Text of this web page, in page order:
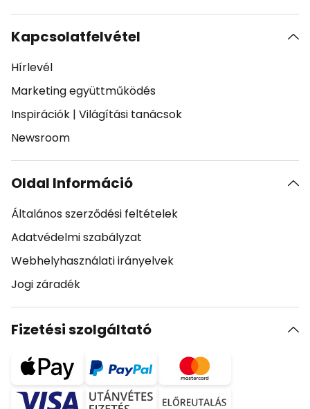
Kapcsolatfelvétel
Hírlevél
Marketing együttműködés
Inspirációk | Világítási tanácsok
Newsroom
Oldal Információ
Általános szerződési feltételek
Adatvédelmi szabályzat
Webhelyhasználati irányelvek
Jogi záradék
Fizetési szolgáltató